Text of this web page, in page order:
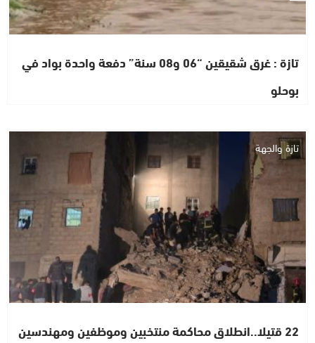
تازة : غرق شقيقين “06 و08 سنة” دفعة واحدة بواد في
بوحلو
تازة والجهة
22 قتيلا..انطلاق محاكمة منتخبين وموظفين ومهندسين